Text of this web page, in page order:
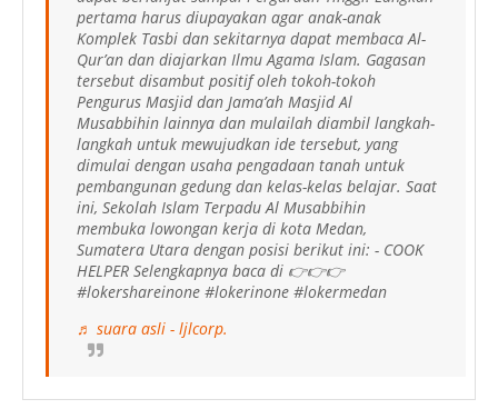
pertama harus diupayakan agar anak-anak
Komplek Tasbi dan sekitarnya dapat membaca Al-
Qur’an dan diajarkan Ilmu Agama Islam. Gagasan
tersebut disambut positif oleh tokoh-tokoh
Pengurus Masjid dan Jama’ah Masjid Al
Musabbihin lainnya dan mulailah diambil langkah-
langkah untuk mewujudkan ide tersebut, yang
dimulai dengan usaha pengadaan tanah untuk
pembangunan gedung dan kelas-kelas belajar. Saat
ini, Sekolah Islam Terpadu Al Musabbihin
membuka lowongan kerja di kota Medan,
Sumatera Utara dengan posisi berikut ini: - COOK
HELPER Selengkapnya baca di 👉👉👉
#lokershareinone #lokerinone #lokermedan
♬ suara asli - ljlcorp.